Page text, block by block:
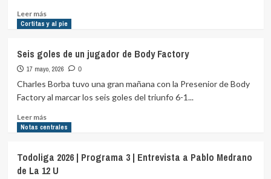
Leer másLeer
más
a
paso
firme
Cortitas y al pie
Seis goles de un jugador de Body Factory
17 mayo, 2026 0
Charles Borba tuvo una gran mañana con la Presenior de Body
Factory al marcar los seis goles del triunfo 6-1...
Leer másLeer
más
goles
de
Notas centrales
Todoliga 2026 | Programa 3 | Entrevista a Pablo Medrano
de La 12 U